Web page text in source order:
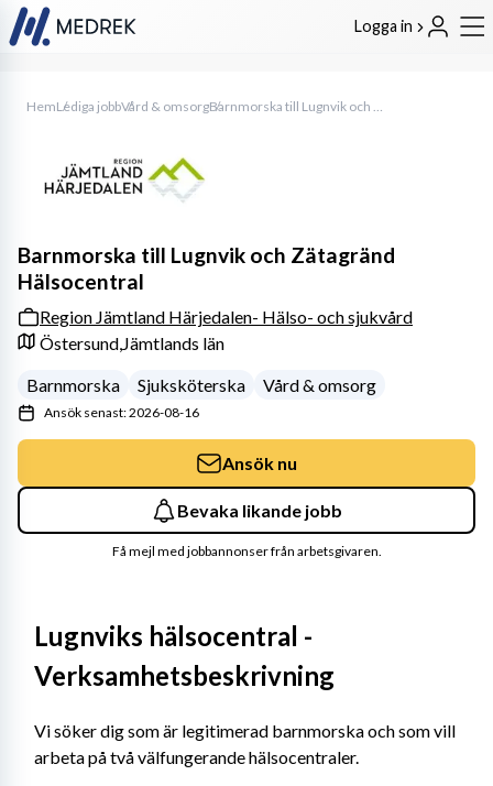
Logga in
HemLediga jobbVård & omsorg Barnmorska till Lugnvik och Zätagränd Hälsocentral
Lugnviks hälsocentral -
Verksamhetsbeskrivning
Vi söker dig som är legitimerad barnmorska och som vill
arbeta på två välfungerande hälsocentraler.
Barnmorska till Lugnvik och Zätagränd
Hälsocentral
Region Jämtland Härjedalen- Hälso- och sjukvård
Östersund,Jämtlands län
Barnmorska
Sjuksköterska Vård & omsorg
Ansök senast: 2026-08-16
Ansök nu
Bevaka likande jobb
Få mejl med jobbannonser från arbetsgivaren.